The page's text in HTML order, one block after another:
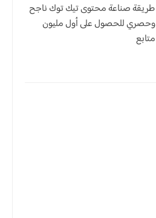
طريقة صناعة محتوى تيك توك ناجح
وحصري للحصول على أول مليون
متابع